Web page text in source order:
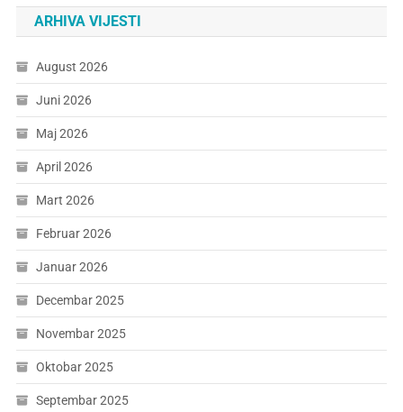
ARHIVA VIJESTI
August 2026
Juni 2026
Maj 2026
April 2026
Mart 2026
Februar 2026
Januar 2026
Decembar 2025
Novembar 2025
Oktobar 2025
Septembar 2025